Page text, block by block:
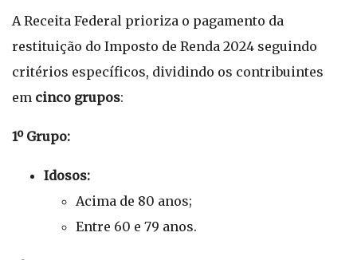
A Receita Federal prioriza o pagamento da
restituição do Imposto de Renda 2024 seguindo
critérios específicos, dividindo os contribuintes
em cinco grupos:
1º Grupo:
Idosos:
Acima de 80 anos;
Entre 60 e 79 anos.